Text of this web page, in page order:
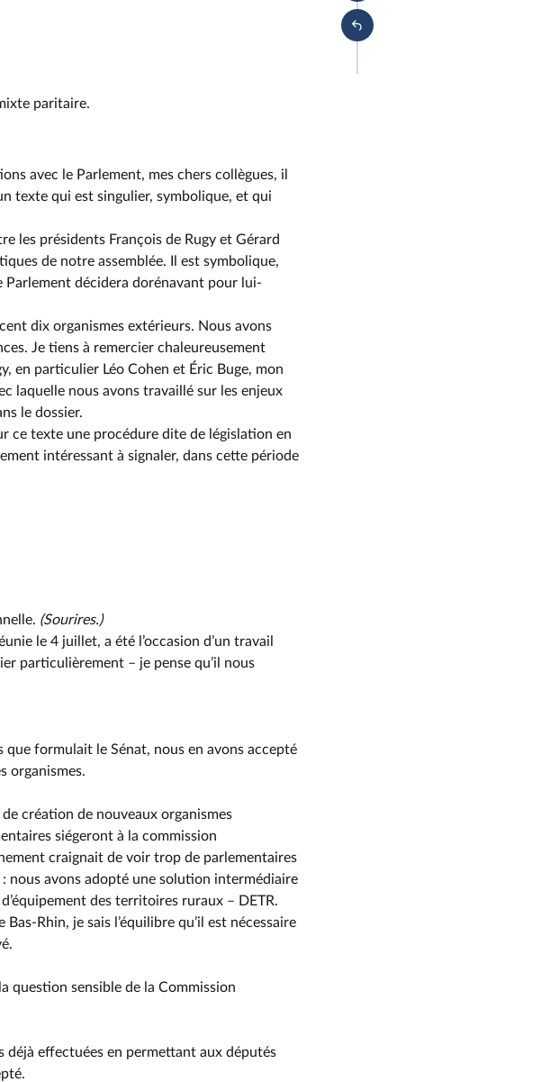
paritaire.
avec le Parlement, mes chers collègues, il
texte qui est singulier, symbolique, et qui
les présidents François de Rugy et Gérard
de notre assemblée. Il est symbolique,
Parlement décidera dorénavant pour lui-
dix organismes extérieurs. Nous avons
Je tiens à remercier chaleureusement
en particulier Léo Cohen et Éric Buge, mon
laquelle nous avons travaillé sur les enjeux
le dossier.
ce texte une procédure dite de législation en
intéressant à signaler, dans cette période
(Sourires.)
le 4 juillet, a été l’occasion d’un travail
particulièrement –⁠ je pense qu’il nous
que formulait le Sénat, nous en avons accepté
organismes.
création de nouveaux organismes
siégeront à la commission
craignait de voir trop de parlementaires
nous avons adopté une solution intermédiaire
des territoires ruraux –⁠ DETR.
Rhin, je sais l’équilibre qu’il est nécessaire
question sensible de la Commission
déjà effectuées en permettant aux députés